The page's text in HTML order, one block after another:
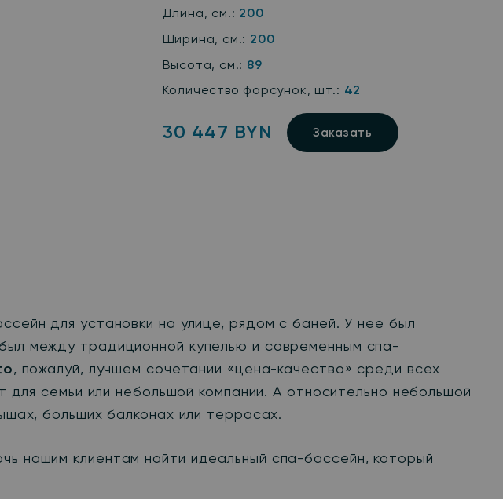
Длина, см.: 200
Ширина, см.: 200
Высота, см.: 89
Количество форсунок, шт.: 42
30 447 BYN Заказать
для установки на улице, рядом с баней. У нее был
между традиционной купелью и современным спа-
, пожалуй, лучшем сочетании «цена-качество» среди всех
семьи или небольшой компании. А относительно небольшой
больших балконах или террасах.
нашим клиентам найти идеальный спа-бассейн, который